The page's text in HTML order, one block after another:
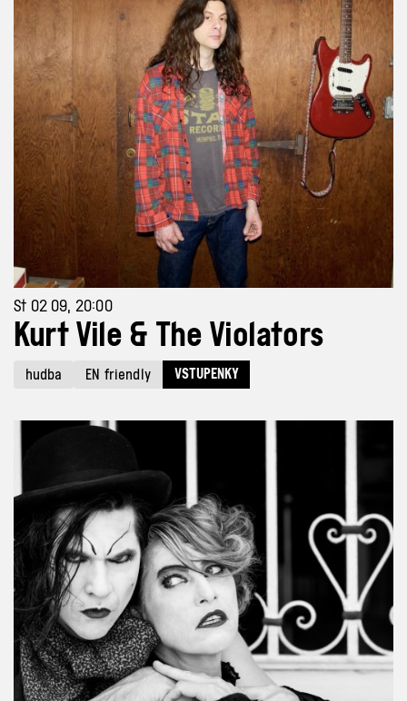
St 02 09, 20:00
Kurt Vile & The Violators
hudba EN friendly VSTUPENKY